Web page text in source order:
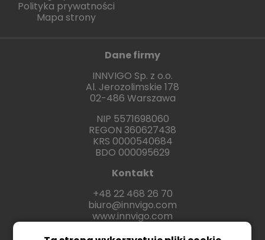
Polityka prywatności
Mapa strony
Dane firmy
INNVIGO Sp. z o.o.
Al. Jerozolimskie 178
02-486 Warszawa
NIP 5571698060
REGON 360627438
KRS 0000540684
BDO 000095629
Kontakt
+48 22 468 26 70
biuro@innvigo.com
www.innvigo.com